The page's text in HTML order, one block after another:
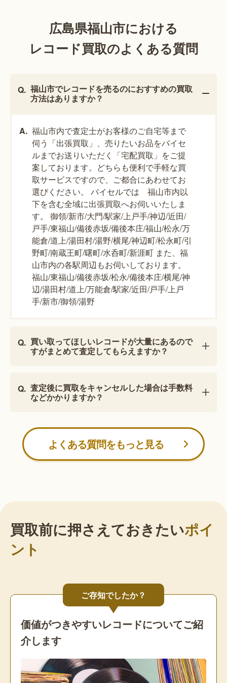
広島県福山市における
レコード買取のよくある質問
福山市でレコードを売るのにおすすめの買取
方法はありますか？
福山市内で査定士がお客様のご自宅等まで
伺う「出張買取」、売りたいお品をバイセ
ルまでお送りいただく「宅配買取」をご提
案しております。どちらも便利で手軽な買
取サービスですので、ご都合にあわせてお
選びください。 バイセルでは 福山市内以
下を含む全域に出張買取へお伺いいたしま
す。 御領/新市/大門/駅家/上戸手/神辺/近田/
戸手/東福山/備後赤坂/備後本庄/福山/松永/万
能倉/道上/湯田村/湯野/横尾/神辺町/松永町/引
野町/南蔵王町/曙町/水呑町/新涯町 また、福
山市内の各駅周辺もお伺いしております。
福山/東福山/備後赤坂/松永/備後本庄/横尾/神
辺/湯田村/道上/万能倉/駅家/近田/戸手/上戸
手/新市/御領/湯野
買い取ってほしいレコードが大量にあるので
すがまとめて査定してもらえますか？
査定後に買取をキャンセルした場合は手数料
などかかりますか？
よくある質問をもっと見る
買取前に押さえておきたいポイ
ント
ご存知でしたか？
価値がつきやすいレコードについてご紹
介します